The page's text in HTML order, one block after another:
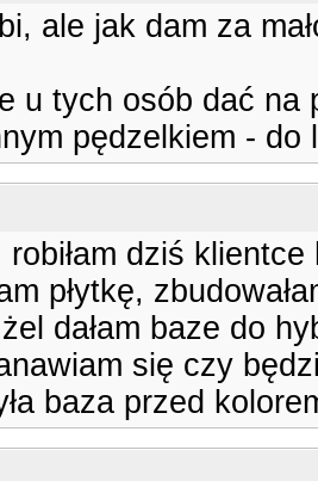
ale jak dam za
u tych osób dać na
pędzelkiem -
dziś
płytkę,
dałam baze do
się czy
baza przed